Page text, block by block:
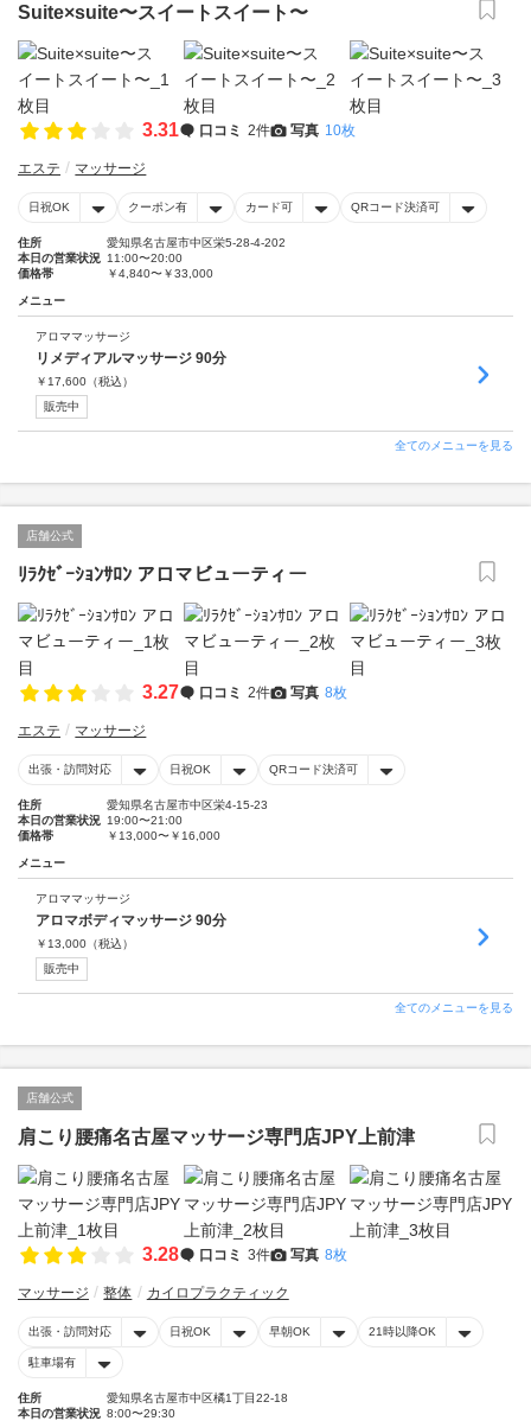
Suite×suite〜スイートスイート〜
3.31 口コミ 2件 写真 10枚
エステ マッサージ
日祝OK クーポン有 カード可 QRコード決済可
住所
愛知県名古屋市中区栄5-28-4-202
本日の営業状況 11:00〜20:00
価格帯
￥4,840〜￥33,000
メニュー
アロママッサージ
リメディアルマッサージ 90分
￥ 17,600 （税込）
販売中
全てのメニューを見る
店舗公式
ﾘﾗｸｾﾞｰｼｮﾝｻﾛﾝ アロマビューティー
3.27 口コミ 2件 写真 8枚
エステ マッサージ
出張・訪問対応 日祝OK QRコード決済可
住所
愛知県名古屋市中区栄4-15-23
本日の営業状況 19:00〜21:00
価格帯
￥13,000〜￥16,000
メニュー
アロママッサージ
アロマボディマッサージ 90分
￥ 13,000 （税込）
販売中
全てのメニューを見る
店舗公式
肩こり腰痛名古屋マッサージ専門店JPY上前津
3.28 口コミ 3件 写真 8枚
マッサージ 整体 カイロプラクティック
出張・訪問対応 日祝OK 早朝OK 21時以降OK
駐車場有
住所
愛知県名古屋市中区橘1丁目22-18
本日の営業状況 8:00〜29:30